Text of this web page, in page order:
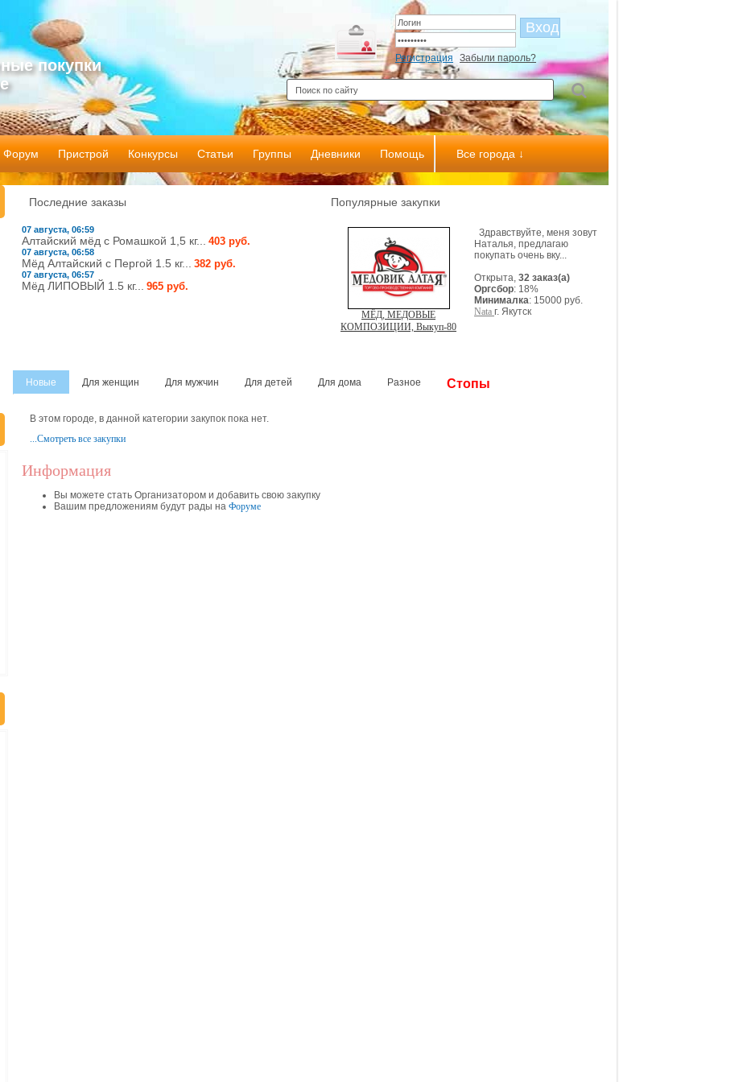
покупки
Регистрация Забыли пароль?
Форум Пристрой Конкурсы Статьи Группы Дневники Помощь Все города ↓
Последние заказы
07 августа, 06:59
Алтайский мёд с Ромашкой 1,5 кг... 403 руб.
07 августа, 06:58
Мёд Алтайский с Пергой 1.5 кг... 382 руб.
07 августа, 06:57
Мёд ЛИПОВЫЙ 1.5 кг... 965 руб.
Популярные закупки
МЁД, МЕДОВЫЕ
КОМПОЗИЦИИ, Выкуп-80
Здравствуйте, меня зовут
Наталья, предлагаю
покупать очень вку...
Открыта, 32 заказ(а)
Оргсбор: 18%
Минималка: 15000 руб.
Nata г. Якутск
Новые Для женщин Для мужчин Для детей Для дома Разное Стопы
В этом городе, в данной категории закупок пока нет.
...Смотреть все закупки
Информация
Вы можете стать Организатором и добавить свою закупку
Вашим предложениям будут рады на Форуме